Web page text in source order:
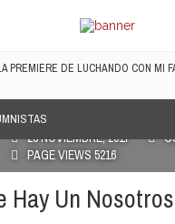
PREMIERE DE LUCHANDO CON MI
EL COMPILADO
28 NOVIEMBRE, 2017
PAGE VIEWS 5216
Hay Un Nosotros